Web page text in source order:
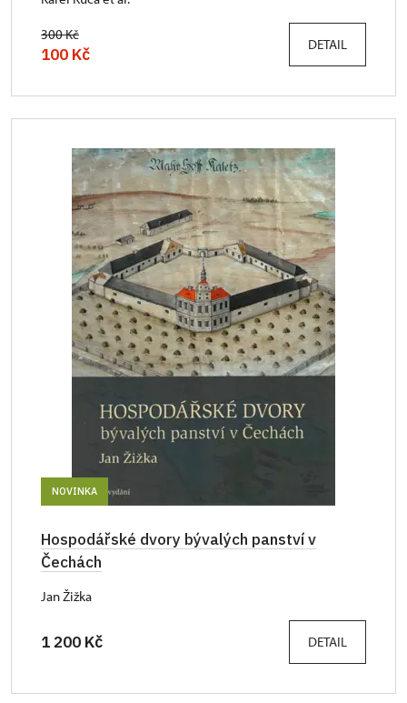
300 Kč
100 Kč DETAIL
NOVINKA
Hospodářské dvory bývalých panství v
Čechách
Jan Žižka
1 200 Kč DETAIL